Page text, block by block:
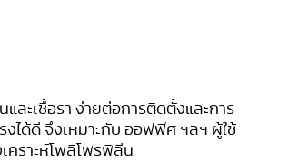
ะเชื้อรา ง่ายต่อการติดตั้งและการ
ได้ดี จึงเหมาะกับ ออฟฟิศ ฯลฯ ผู้ใช้
คราะห์โพลิโพรพิลีน